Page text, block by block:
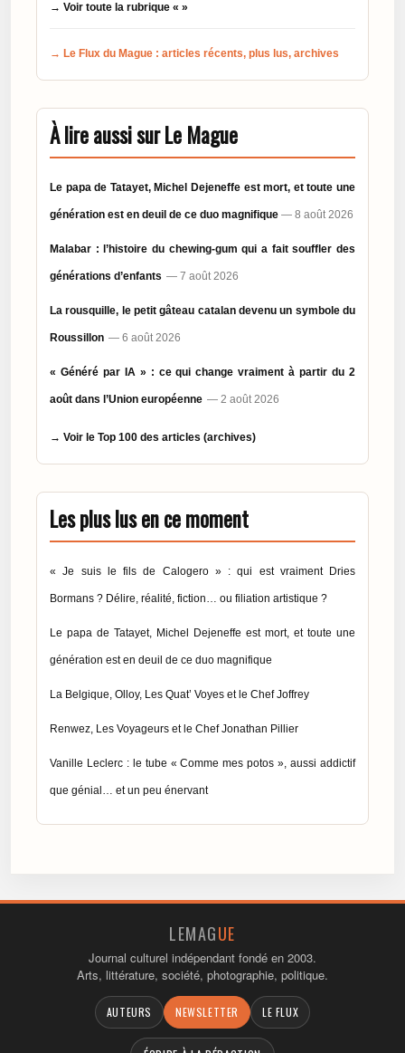
→ Voir toute la rubrique « »
→ Le Flux du Mague : articles récents, plus lus, archives
À lire aussi sur Le Mague
Le papa de Tatayet, Michel Dejeneffe est mort, et toute une
génération est en deuil de ce duo magnifique — 8 août 2026
Malabar : l’histoire du chewing-gum qui a fait souffler des
générations d’enfants — 7 août 2026
La rousquille, le petit gâteau catalan devenu un symbole du
Roussillon — 6 août 2026
« Généré par IA » : ce qui change vraiment à partir du 2
août dans l’Union européenne — 2 août 2026
→ Voir le Top 100 des articles (archives)
Les plus lus en ce moment
« Je suis le fils de Calogero » : qui est vraiment Dries
Bormans ? Délire, réalité, fiction… ou filiation artistique ?
Le papa de Tatayet, Michel Dejeneffe est mort, et toute une
génération est en deuil de ce duo magnifique
La Belgique, Olloy, Les Quat’ Voyes et le Chef Joffrey
Renwez, Les Voyageurs et le Chef Jonathan Pillier
Vanille Leclerc : le tube « Comme mes potos », aussi addictif
que génial… et un peu énervant
LEMAGUE
Journal culturel indépendant fondé en 2003.
Arts, littérature, société, photographie, politique.
AUTEURS NEWSLETTER LE FLUX